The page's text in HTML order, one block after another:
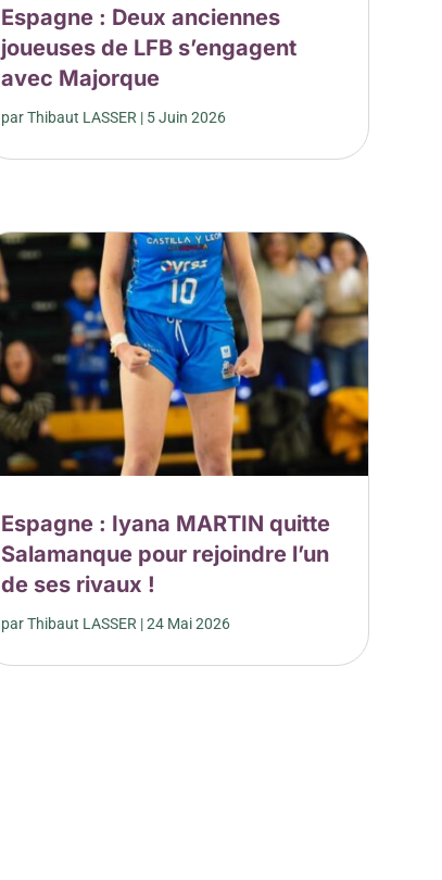
Espagne : Deux anciennes
joueuses de LFB s’engagent
avec Majorque
parThibaut LASSER | 5 Juin 2026
Espagne : Iyana MARTIN quitte
Salamanque pour rejoindre l’un
de ses rivaux !
parThibaut LASSER |24 Mai 2026